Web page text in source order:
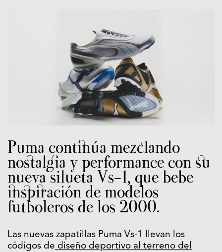
Puma continúa mezclando
nostalgia y performance con su
nueva silueta Vs-1, que bebe
inspiración de modelos
futboleros de los 2000.
Las nuevas zapatillas Puma Vs-1 llevan los
códigos de diseño deportivo al terreno del